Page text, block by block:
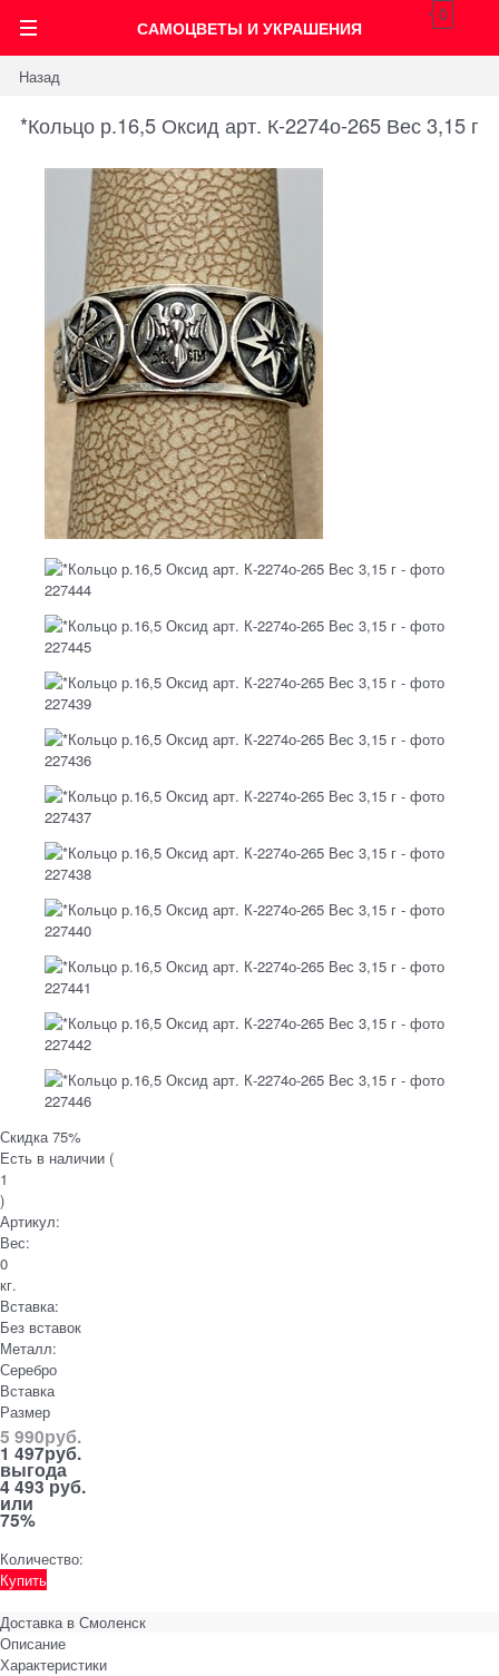
САМОЦВЕТЫ И УКРАШЕНИЯ
0
Назад
*Кольцо р.16,5 Оксид арт. К-2274о-265 Вес 3,15 г
Скидка 75%
Есть в наличии (
1
)
Артикул:
Вес:
0
кг.
Вставка:
Без вставок
Металл:
Серебро
Вставка
Размер
5 990руб.
1 497руб.
выгода
4 493 руб.
или
75%
Количество:
Купить
Доставка в Смоленск
Описание
Характеристики